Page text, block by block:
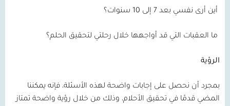
أين أرى نفسي بعد 7 إلى 10 سنوات؟
ما العقبات التي قد أواجهها خلال رحلتي لتحقيق الحلم؟
الرؤية
بمجرد أن نحصل على إجابات واضحة لهذه الأسئلة، فإنه يمكننا
المضي قدمًا في تحقيق الأحلام، وذلك من خلال رؤية واضحة تمتاز